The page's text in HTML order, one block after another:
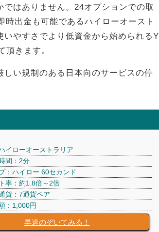
はありません。24オプションでの取
出金も可能であるハイローオースト
やすさでより低資金から始められるY
きます。
い規制のある日本向のサービスの停
イローオーストラリア
間：2分
：ハイロー 60セカンド
率：約1.8倍～2倍
貨：7通貨ペア
：1,000円
早速のぞいてみる！